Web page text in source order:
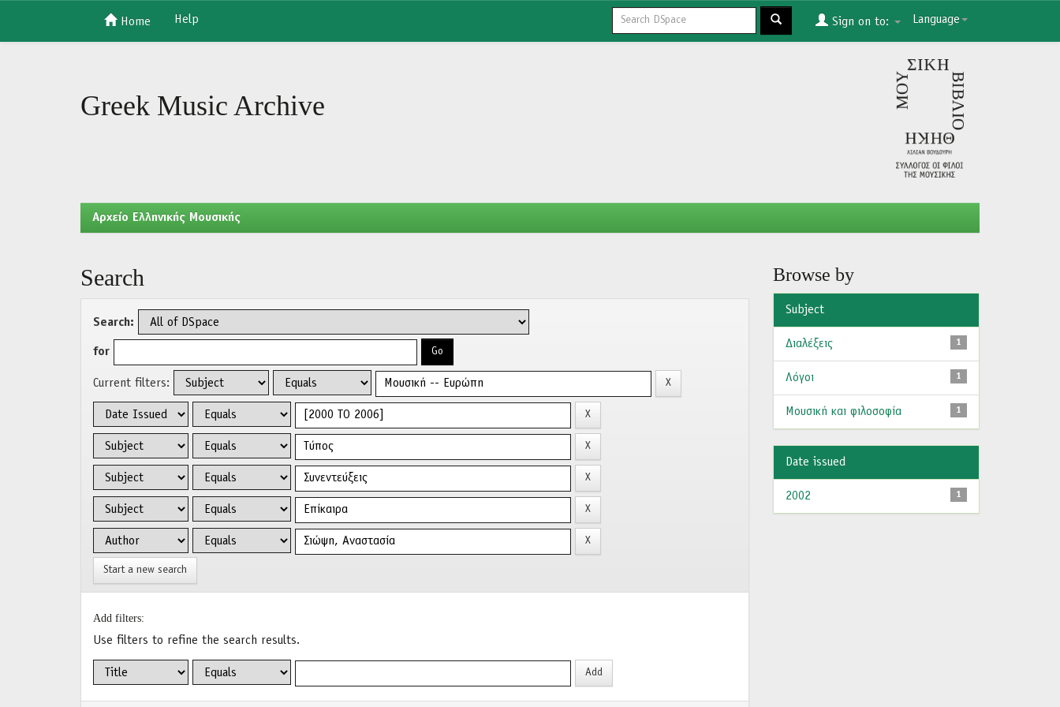
Home Help Language
Sign on to:
Greek Music Archive
Aρχείο Ελληνικής Μουσικής
Search
Search:
for
Current filters:
Start a new search
Add filters:
Use filters to refine the search results.
Browse by
Subject
1
Διαλέξεις
1
Λόγοι
1
Μουσική και φιλοσοφία
Date issued
1
2002